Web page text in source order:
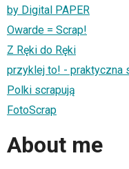
by Digital PAPER
Owarde = Scrap!
Z Ręki do Ręki
przyklej to! - praktyczna
Polki scrapują
FotoScrap
About me